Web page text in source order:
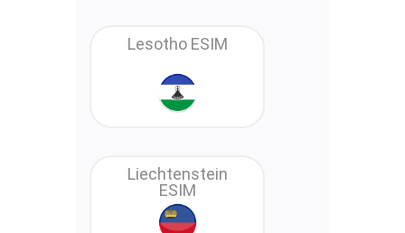
Lesotho ESIM
Liechtenstein
ESIM